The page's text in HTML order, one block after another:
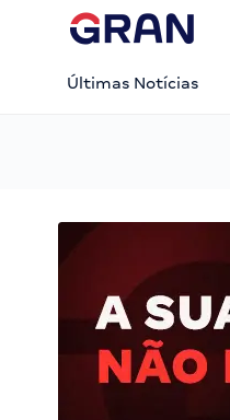
Últimas Notícias